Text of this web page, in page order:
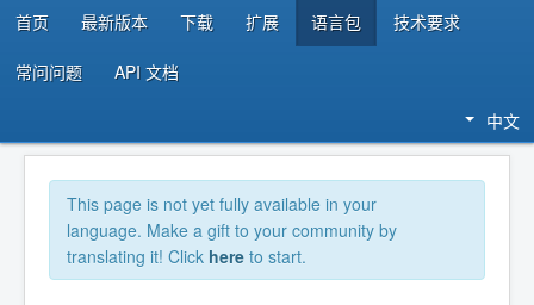
开发者资源
首页 最新版本 下载 扩展 语言包 技术要求
常问问题 API 文档
中文
This page is not yet fully available in your
language. Make a gift to your community by
translating it! Click here to start.